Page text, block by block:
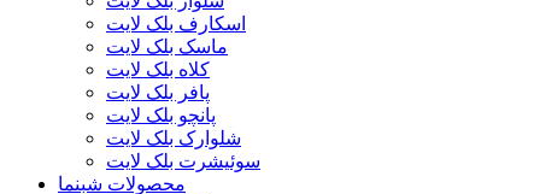
اسکارف بلک لایت
ماسک بلک لایت
کلاه بلک لایت
پافر بلک لایت
پانچو بلک لایت
شلوارک بلک لایت
سوئیشرت بلک لایت
محصولات شبنما